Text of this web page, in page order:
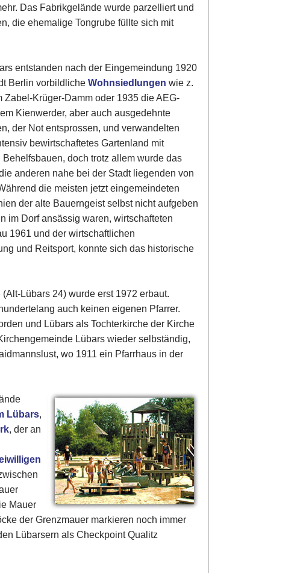
Das Fabrikgelände wurde parzelliert und
die ehemalige Tongrube füllte sich mit
entstanden nach der Eingemeindung 1920
Berlin vorbildlicheWohnsiedlungen wie z.
Zabel-Krüger-Damm oder 1935 die AEG-
Kienwerder, aber auch ausgedehnte
der Not entsprossen, und verwandelten
bewirtschaftetes Gartenland mit
doch trotz allem wurde das
anderen nahe bei der Stadt liegenden von
die meisten jetzt eingemeindeten
der alte Bauerngeist selbst nicht aufgeben
im Dorf ansässig waren, wirtschafteten
1961 und der wirtschaftlichen
und Reitsport, konnte sich das historische
Lübars 24) wurde erst 1972 erbaut.
auch keinen eigenen Pfarrer.
und Lübars als Tochterkirche der Kirche
Lübars wieder selbständig,
wo 1911 ein Pfarrhaus in der
Lübars,
, der an
Mauer
der Grenzmauer markieren noch immer
Lübarsern als Checkpoint Qualitz